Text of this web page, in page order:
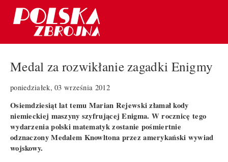
Medal za rozwikłanie zagadki Enigmy
poniedziałek, 03 września 2012
Osiemdziesiąt lat temu Marian Rejewski złamał kody
niemieckiej maszyny szyfrującej Enigma. W rocznicę tego
wydarzenia polski matematyk zostanie pośmiertnie
odznaczony Medalem Knowltona przez amerykański wywiad
wojskowy.